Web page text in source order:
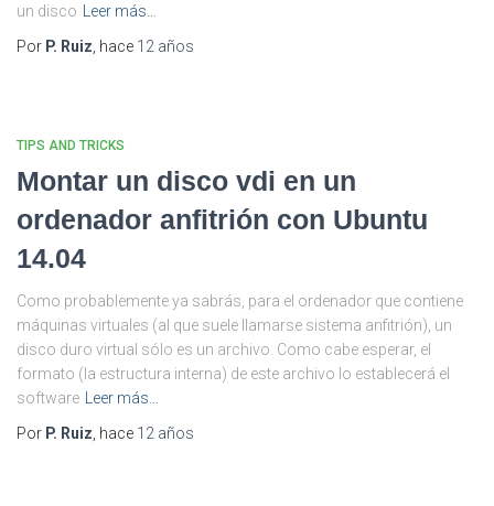
un disco
Leer más…
Por P. Ruiz , hace 12 años
TIPS AND TRICKS
Montar un disco vdi en un
ordenador anfitrión con Ubuntu
14.04
Como probablemente ya sabrás, para el ordenador que contiene
máquinas virtuales (al que suele llamarse sistema anfitrión), un
disco duro virtual sólo es un archivo. Como cabe esperar, el
formato (la estructura interna) de este archivo lo establecerá el
software
Leer más…
Por P. Ruiz , hace 12 años